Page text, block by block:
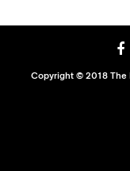
Copyright © 2018 The